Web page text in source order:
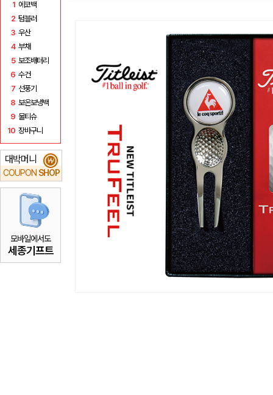
1 에코백
2 텀블러
3 우산
4 부채
5 보조배터리
6 수건
7 선풍기
8 보온보냉백
9 물티슈
10 장바구니
대박머니
COUPON SHOP
₩
모바일에서도
세종기프트